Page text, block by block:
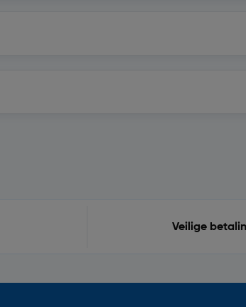
Veilige